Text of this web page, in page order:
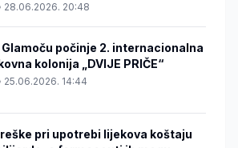
28.06.2026. 20:48
Glamoču počinje 2. internacionalna
kolonija „DVIJE PRIČE“
25.06.2026. 14:44
pri upotrebi lijekova koštaju